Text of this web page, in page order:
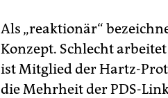
Als „reaktionär“
Konzept. Schlecht
ist Mitglied der Hartz-
die Mehrheit der PDS-